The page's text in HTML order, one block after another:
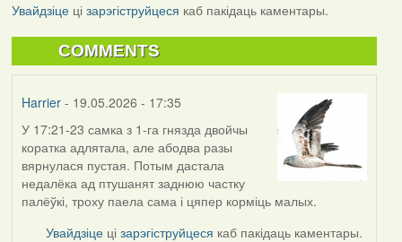
Увайдзіцеці зарэгіструйцеся каб пакідаць каментары.
COMMENTS
Harrier- 19.05.2026 - 17:35
У 17:21-23 самка з 1-га гнязда двойчы
коратка адлятала, але абодва разы
вярнулася пустая. Потым дастала
недалёка ад птушанят заднюю частку
палёўкі, троху паела сама і цяпер корміць малых.
Увайдзіце цізарэгіструйцеся каб пакідаць каментары.